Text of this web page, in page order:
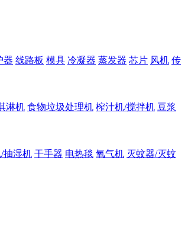
器 线路板 模具 冷凝器 蒸发器 芯片 风机 传
淋机 食物垃圾处理机 榨汁机/搅拌机 豆浆
抽湿机 干手器 电热毯 氧气机 灭蚊器/灭蚊